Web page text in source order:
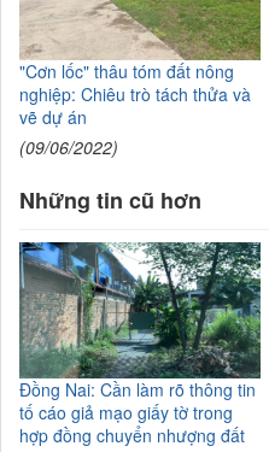
"Cơn lốc" thâu tóm đất nông
nghiệp: Chiêu trò tách thửa và
vẽ dự án
(09/06/2022)
Những tin cũ hơn
Đồng Nai: Cần làm rõ thông tin
tố cáo giả mạo giấy tờ trong
hợp đồng chuyển nhượng đất